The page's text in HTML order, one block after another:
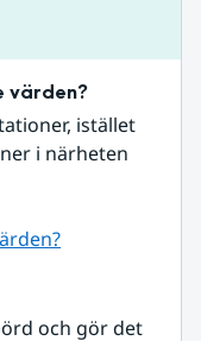
värden?
istället
i närheten
och gör det